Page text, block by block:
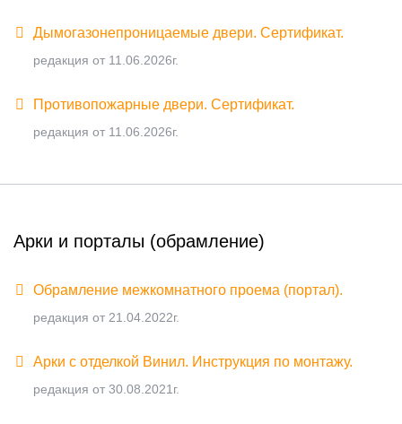
Дымогазонепроницаемые двери. Сертификат.
редакция от 11.06.2026г.
Противопожарные двери. Сертификат.
редакция от 11.06.2026г.
Арки и порталы (обрамление)
Обрамление межкомнатного проема (портал).
редакция от 21.04.2022г.
Арки с отделкой Винил. Инструкция по монтажу.
редакция от 30.08.2021г.